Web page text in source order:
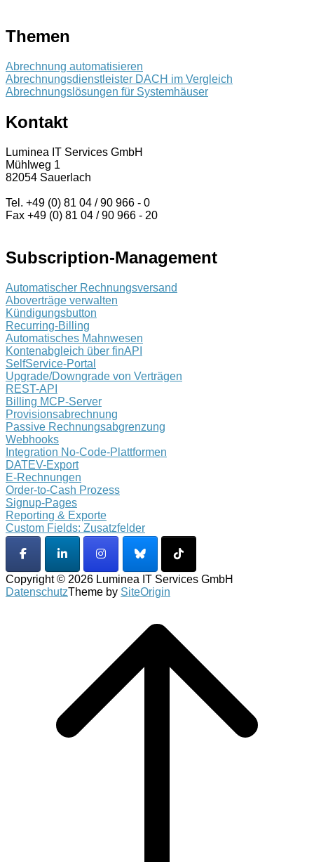
Themen
Abrechnung automatisieren
Abrechnungsdienstleister DACH im Vergleich
Abrechnungslösungen für Systemhäuser
Kontakt
Luminea IT Services GmbH
Mühlweg 1
82054 Sauerlach
Tel. +49 (0) 81 04 / 90 966 - 0
Fax +49 (0) 81 04 / 90 966 - 20
Subscription-Management
Automatischer Rechnungsversand
Aboverträge verwalten
Kündigungsbutton
Recurring-Billing
Automatisches Mahnwesen
Kontenabgleich über finAPI
SelfService-Portal
Upgrade/Downgrade von Verträgen
REST-API
Billing MCP-Server
Provisionsabrechnung
Passive Rechnungsabgrenzung
Webhooks
Integration No-Code-Plattformen
DATEV-Export
E-Rechnungen
Order-to-Cash Prozess
Signup-Pages
Reporting & Exporte
Custom Fields: Zusatzfelder
Copyright © 2026 Luminea IT Services GmbH
DatenschutzTheme by SiteOrigin